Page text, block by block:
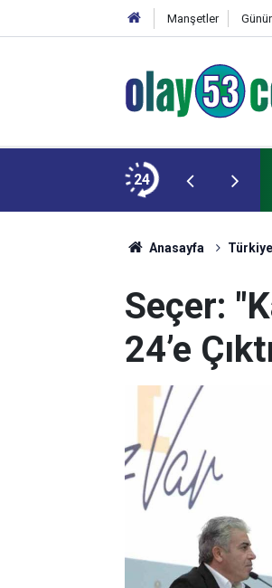
Manşetler
24
durumu ağır
Anasayfa Türkiye
Seçer:
24’e